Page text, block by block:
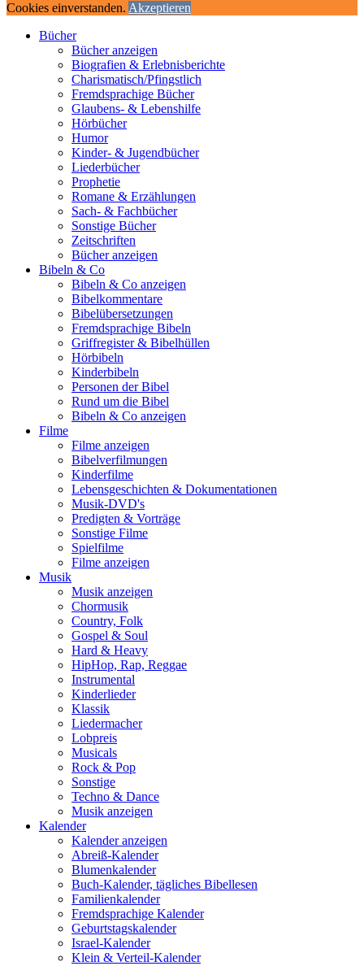
Cookies einverstanden. Akzeptieren
Bücher
Bücher anzeigen
Biografien & Erlebnisberichte
Charismatisch/Pfingstlich
Fremdsprachige Bücher
Glaubens- & Lebenshilfe
Hörbücher
Humor
Kinder- & Jugendbücher
Liederbücher
Prophetie
Romane & Erzählungen
Sach- & Fachbücher
Sonstige Bücher
Zeitschriften
Bücher anzeigen
Bibeln & Co
Bibeln & Co anzeigen
Bibelkommentare
Bibelübersetzungen
Fremdsprachige Bibeln
Griffregister & Bibelhüllen
Hörbibeln
Kinderbibeln
Personen der Bibel
Rund um die Bibel
Bibeln & Co anzeigen
Filme
Filme anzeigen
Bibelverfilmungen
Kinderfilme
Lebensgeschichten & Dokumentationen
Musik-DVD's
Predigten & Vorträge
Sonstige Filme
Spielfilme
Filme anzeigen
Musik
Musik anzeigen
Chormusik
Country, Folk
Gospel & Soul
Hard & Heavy
HipHop, Rap, Reggae
Instrumental
Kinderlieder
Klassik
Liedermacher
Lobpreis
Musicals
Rock & Pop
Sonstige
Techno & Dance
Musik anzeigen
Kalender
Kalender anzeigen
Abreiß-Kalender
Blumenkalender
Buch-Kalender, tägliches Bibellesen
Familienkalender
Fremdsprachige Kalender
Geburtstagskalender
Israel-Kalender
Klein & Verteil-Kalender